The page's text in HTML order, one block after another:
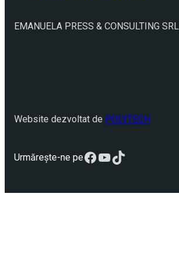
EMANUELA PRESS & CONSULTING SRL
Website dezvoltat de POLYTECH
Urmărește-ne peFacebook
YouTube
TikTok